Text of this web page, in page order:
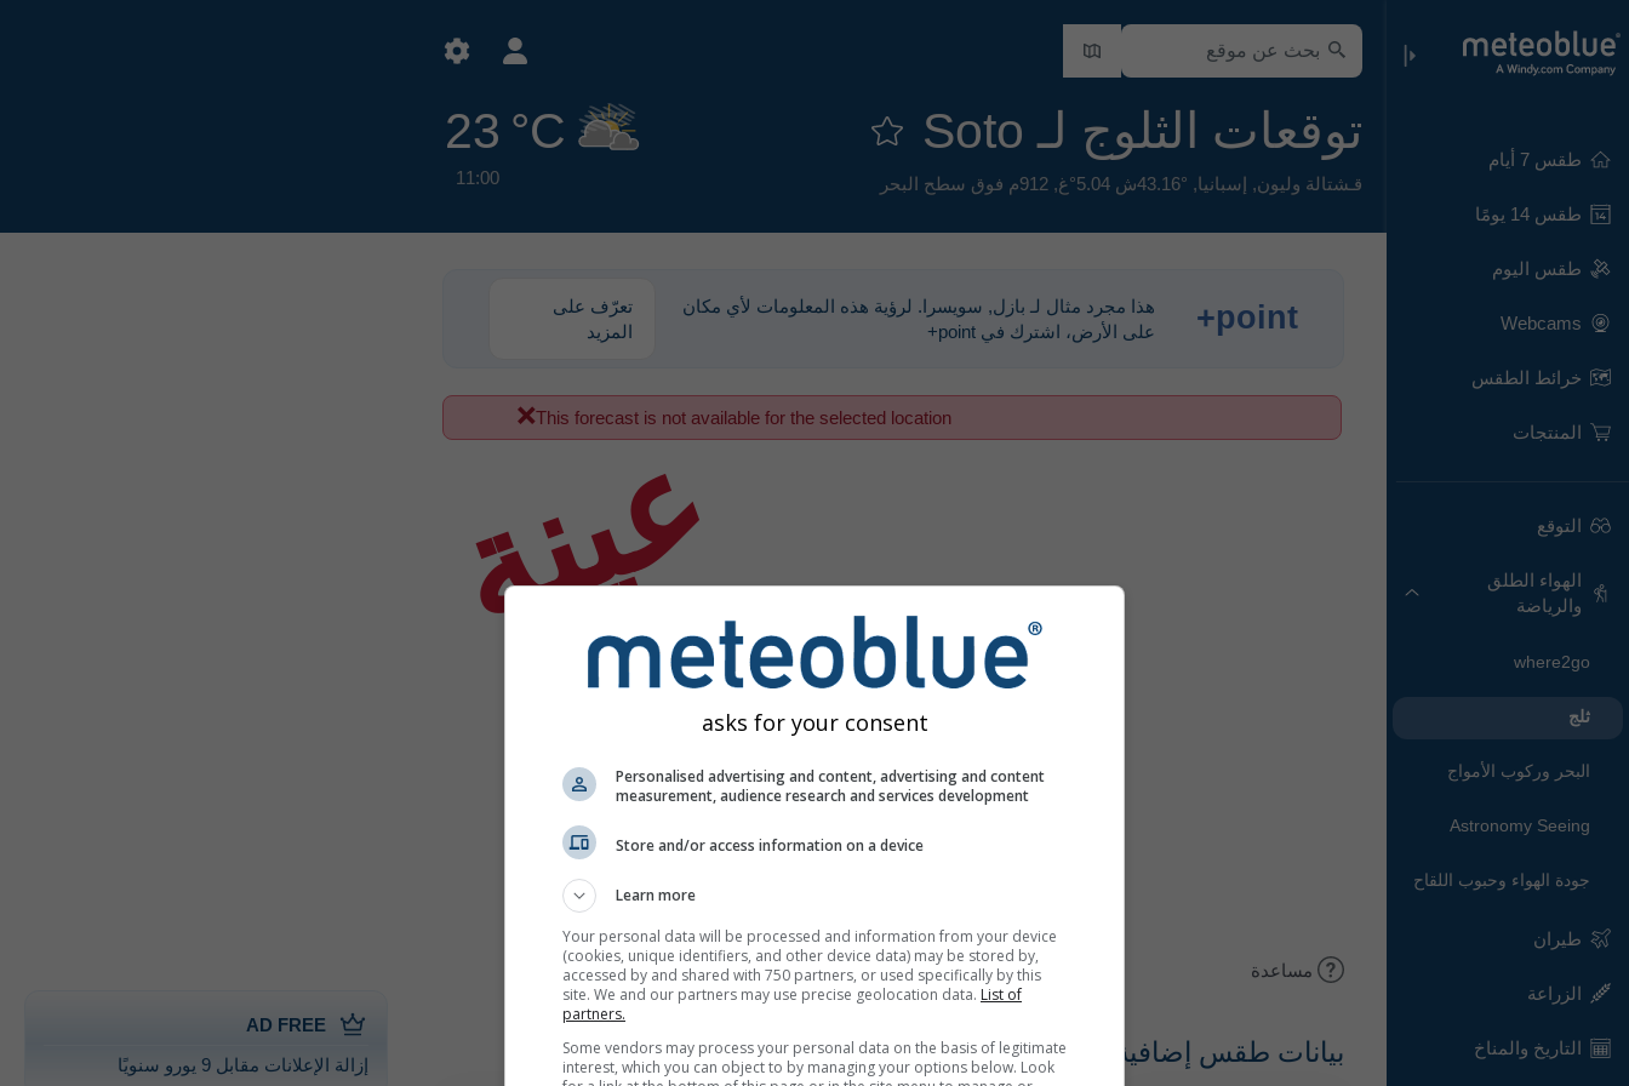
طقس 7 أيام
طقس 14 يومًا
طقس اليوم
Webcams
خرائط الطقس
المنتجات
التوقع
الهواء الطلق
والرياضة
where2go
ثلج
البحر وركوب الأمواج
Astronomy Seeing
جودة الهواء وحبوب اللقاح
طيران
الزراعة
التاريخ والمناخ
توقعات الثلوج لـ Soto
قـشتالة وليون, إسبانيا, 43.16°ش 5.04°غ, 912م فوق سطح البحر
23 °C
11:00
AD FREE
إزالة الإعلانات مقابل 9 يورو سنويًا
point+
هذا مجرد مثال لـ ‎بازل, سويسرا. لرؤية هذه المعلومات لأي مكان
على الأرض، اشترك في point+
تعرّف على
المزيد
This forecast is not available for the selected location
عينة
مساعدة
بيانات طقس إضافية
asks for your consent
Personalised advertising and content, advertising and content
measurement, audience research and services development
Store and/or access information on a device
Learn more
Your personal data will be processed and information from your device
(cookies, unique identifiers, and other device data) may be stored by,
accessed by and shared with 750 partners, or used specifically by this
site. We and our partners may use precise geolocation data. List of
partners.
Some vendors may process your personal data on the basis of legitimate
interest, which you can object to by managing your options below. Look